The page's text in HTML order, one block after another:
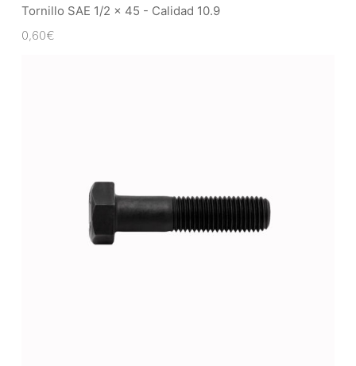
Tornillo SAE 1/2 x 45 - Calidad 10.9
0,60€